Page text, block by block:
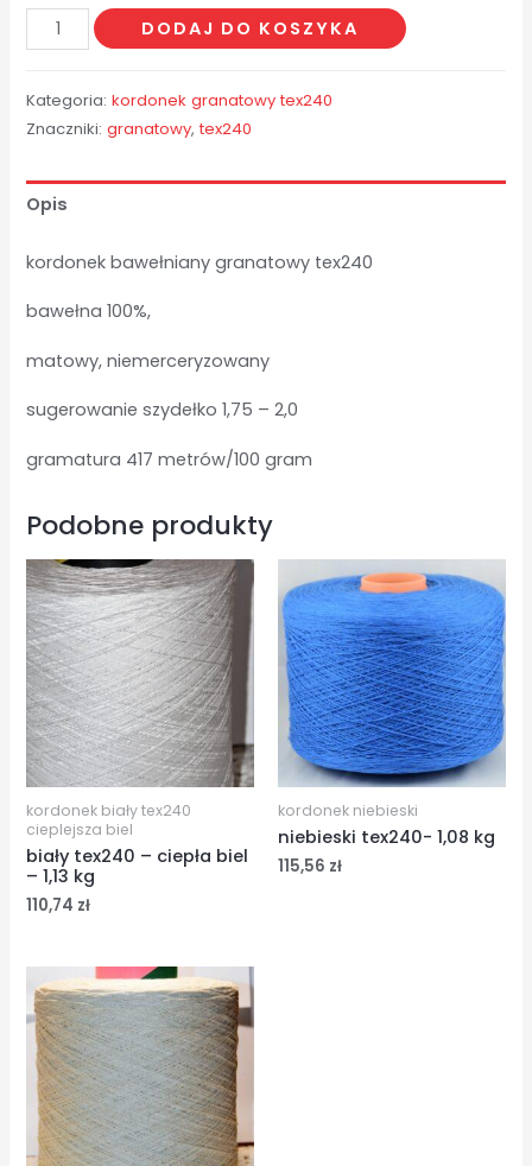
ilość
granatowy
-
kg
DODAJ DO KOSZYKA
Kategoria:kordonek granatowy tex240
Znaczniki:granatowy,tex240
Opis
kordonek bawełniany granatowy tex240
bawełna 100%,
matowy, niemerceryzowany
sugerowanie szydełko 1,75 – 2,0
gramatura 417 metrów/100 gram
Podobne produkty
kordonek biały tex240
cieplejsza biel
biały tex240 – ciepła biel
– 1,13 kg
110,74 zł
kordonek niebieski
niebieski tex240- 1,08 kg
115,56 zł